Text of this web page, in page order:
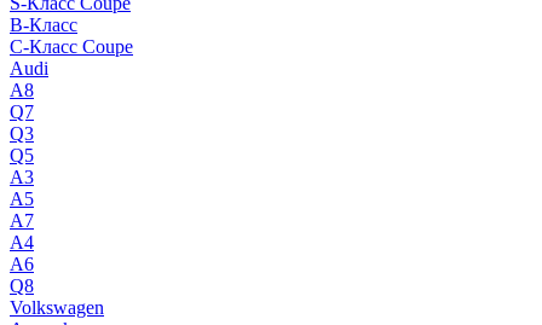
B-Класс
C-Класс Coupe
Audi
A8
Q7
Q3
Q5
A3
A5
A7
A4
A6
Q8
Volkswagen